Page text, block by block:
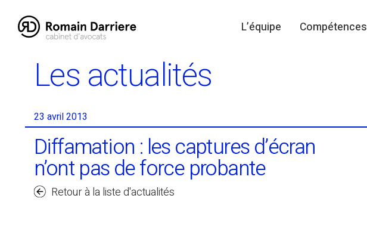
content
L’équipe Compétences
Les actualités
23 avril 2013
Diffamation : les captures d’écran
n’ont pas de force probante
Retour à la liste d'actualités